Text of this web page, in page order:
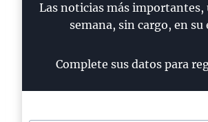
Las noticias más importantes,
semana, sin cargo, en su
Complete sus datos para